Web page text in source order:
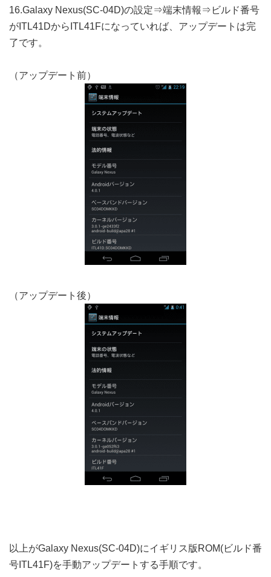
16.Galaxy Nexus(SC-04D)の設定⇒端末情報⇒ビルド番号
がITL41DからITL41Fになっていれば、アップデートは完
了です。
（アップデート前）
（アップデート後）
以上がGalaxy Nexus(SC-04D)にイギリス版ROM(ビルド番
号ITL41F)を手動アップデートする手順です。